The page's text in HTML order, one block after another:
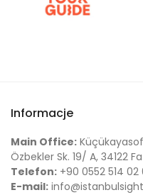
Informacje
Main Office:
Özbekler Sk. 19/ A, 34122
Telefon: +90 0552 514 02
E-mail: